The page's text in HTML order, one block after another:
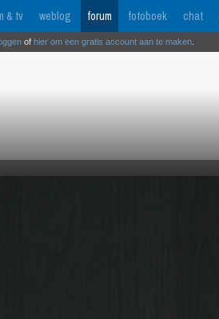
& tv weblog forum fotoboek chat
of hier om een gratis account aan te maken